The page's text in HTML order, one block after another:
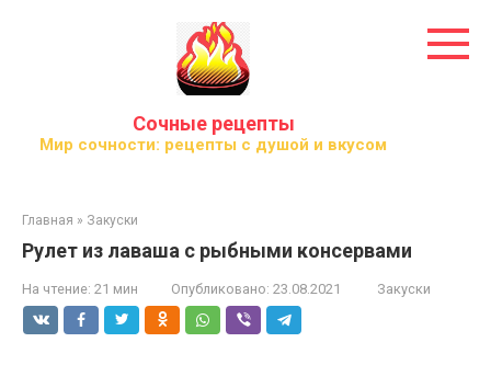
Сочные рецепты
Мир сочности: рецепты с душой и вкусом
Главная » Закуски
Рулет из лаваша с рыбными консервами
На чтение: 21 мин Опубликовано: 23.08.2021 Закуски